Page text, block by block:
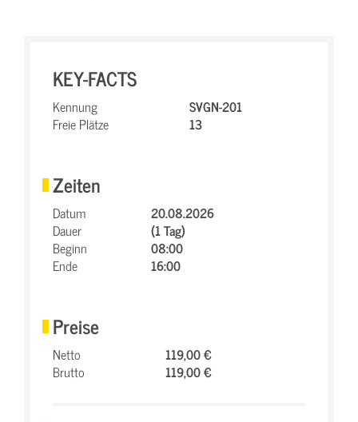
KEY-FACTS
Kennung
SVGN-201
Freie Plätze
13
Zeiten
Datum
20.08.2026
Dauer
(1 Tag)
Beginn
08:00
Ende
16:00
Preise
Netto
119,00 €
Brutto
119,00 €